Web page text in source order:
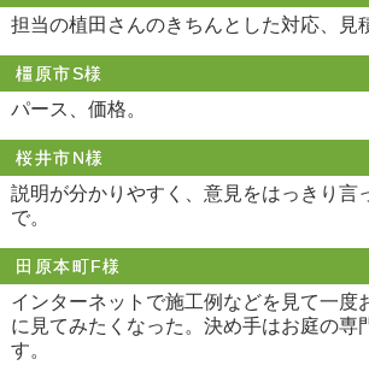
担当の植田さんのきちんとした対応、見
橿原市S様
パース、価格。
桜井市N様
説明が分かりやすく、意見をはっきり言
で。
田原本町F様
インターネットで施工例などを見て一度
に見てみたくなった。決め手はお庭の専
す。